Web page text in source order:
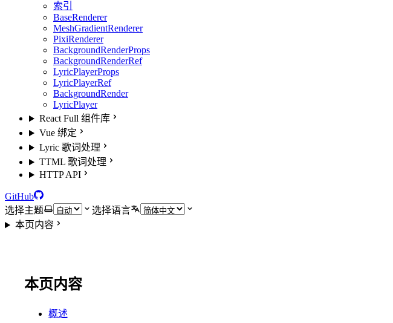
索引
BaseRenderer
MeshGradientRenderer
PixiRenderer
BackgroundRenderProps
BackgroundRenderRef
LyricPlayerProps
LyricPlayerRef
BackgroundRender
LyricPlayer
React Full 组件库
Vue 绑定
Lyric 歌词处理
TTML 歌词处理
HTTP API
GitHub
选择主题
选择语言
本页内容
本页内容
概述